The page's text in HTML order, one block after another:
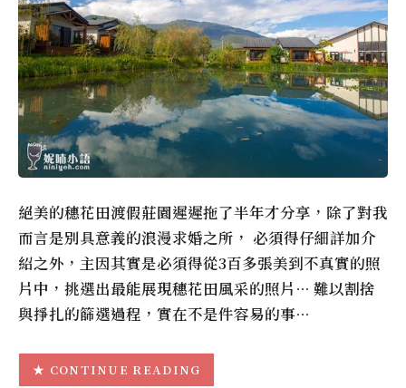
絕美的穗花田渡假莊園遲遲拖了半年才分享，除了對我
而言是別具意義的浪漫求婚之所， 必須得仔細詳加介
紹之外，主因其實是必須得從3百多張美到不真實的照
片中，挑選出最能展現穗花田風采的照片… 難以割捨
與掙扎的篩選過程，實在不是件容易的事…
CONTINUE READING